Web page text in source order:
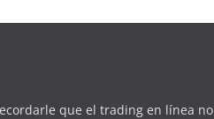
que el trading en línea no